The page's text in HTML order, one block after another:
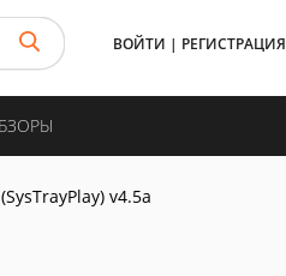
ВОЙТИ | РЕГИСТРАЦИЯ
v4.5a